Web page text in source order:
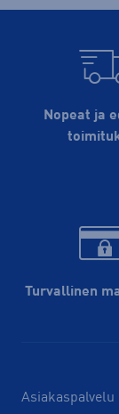
Nopeat ja
Turvallinen
Asiakaspalvelu